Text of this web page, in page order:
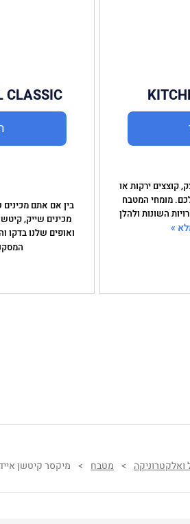
קוצצים ירקות או
מומחי המטבח
השונות ולהלן
»
CLASSIC
בין אם אתם מכינים
מכינים שייק,
ואופים שלנו בדקו
> מטבח > מיקסר קיטשן